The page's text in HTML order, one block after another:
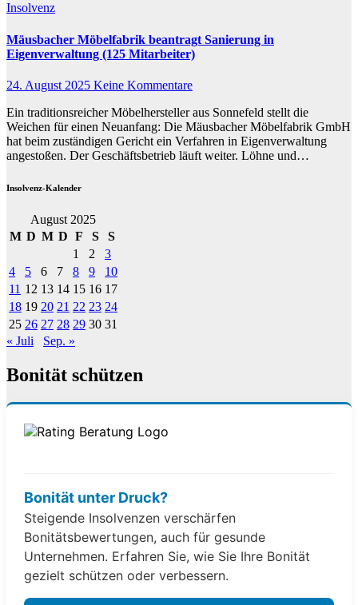
Insolvenz
Mäusbacher Möbelfabrik beantragt Sanierung in
Eigenverwaltung (125 Mitarbeiter)
24. August 2025 Keine Kommentare
Ein traditionsreicher Möbelhersteller aus Sonnefeld stellt die
Weichen für einen Neuanfang: Die Mäusbacher Möbelfabrik GmbH
hat beim zuständigen Gericht ein Verfahren in Eigenverwaltung
angestoßen. Der Geschäftsbetrieb läuft weiter. Löhne und…
Insolvenz-Kalender
August 2025
M D M D F S
S
1
2
3
4
5 6 7 8 9
10
11 12 13 14 15 16 17
18 19 20 21 22 23 24
25 26 27 28 29 30 31
« Juli
Sep. »
Bonität schützen
Bonität unter Druck?
Steigende Insolvenzen verschärfen
Bonitätsbewertungen, auch für gesunde
Unternehmen. Erfahren Sie, wie Sie Ihre Bonität
gezielt schützen oder verbessern.